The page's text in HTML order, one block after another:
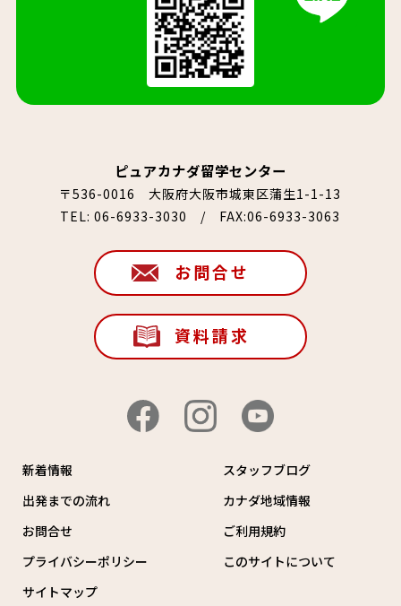
ピュアカナダ留学センター
〒536-0016 大阪府大阪市城東区蒲生1-1-13
TEL:06-6933-3030 / FAX:06-6933-3063
お問合せ
資料請求
新着情報
スタッフブログ
出発までの流れ
カナダ地域情報
お問合せ
ご利用規約
プライバシーポリシー
このサイトについて
サイトマップ